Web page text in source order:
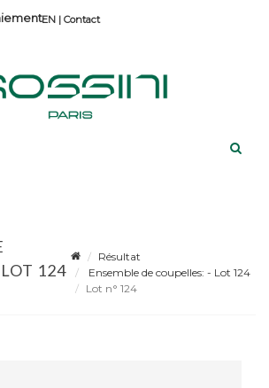
Contact
124
Résultat
Ensemble de coupelles: - Lot 124
Lot n° 124